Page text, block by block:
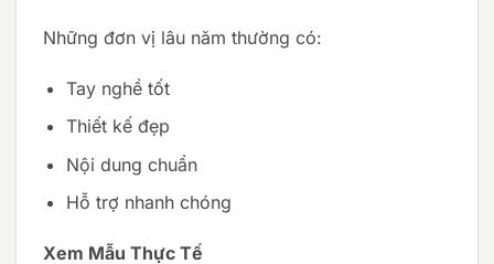
Những đơn vị lâu năm thường có:
Tay nghề tốt
Thiết kế đẹp
Nội dung chuẩn
Hỗ trợ nhanh chóng
Xem Mẫu Thực Tế